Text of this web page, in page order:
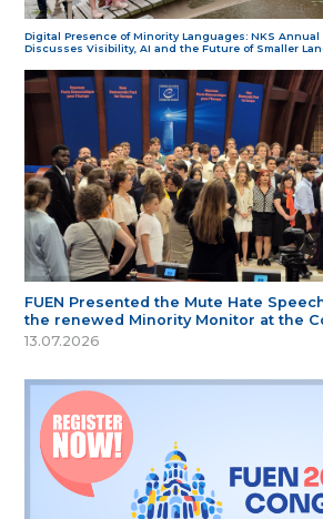
Digital Presence of Minority Languages: NKS
Discusses Visibility, AI and the Future of Smaller
FUEN Presented the Mute Hate
the renewed Minority Monitor at the
13.07.2026